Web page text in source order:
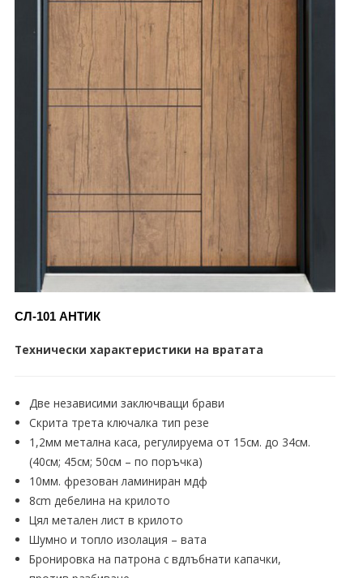
СЛ-101 АНТИК
Технически характеристики на вратата
Две независими заключващи брави
Скрита трета ключалка тип резе
1,2мм метална каса, регулируема от 15см. до 34см.
(40см; 45см; 50см – по поръчка)
10мм. фрезован ламиниран мдф
8cm дебелина на крилото
Цял метален лист в крилото
Шумно и топло изолация – вата
Бронировка на патрона с вдлъбнати капачки,